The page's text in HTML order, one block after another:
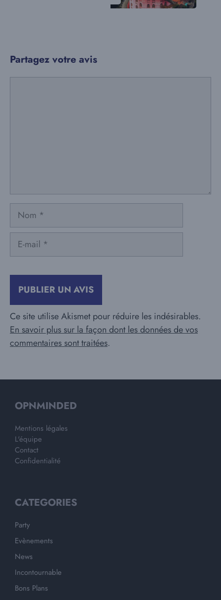
Partagez votre avis
Nom
mail
Ce site utilise Akismet pour réduire les indésirables.
En savoir plus sur la façon dont les données de vos
commentaires sont traitées.
OPNMINDED
Mentions légales
L'équipe
Contact
Confidentialité
CATEGORIES
Party
Evènements
News
Incontournable
Bons Plans